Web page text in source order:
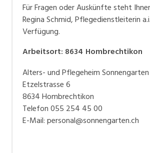
Für Fragen oder Auskünfte steht
Regina Schmid, Pflegedienstleiterin
Verfügung.
Arbeitsort: 8634 Hombrechtikon
Alters- und Pflegeheim Sonnengarten
Etzelstrasse 6
8634 Hombrechtikon
Telefon 055 254 45 00
E-Mail: personal@sonnengarten.ch